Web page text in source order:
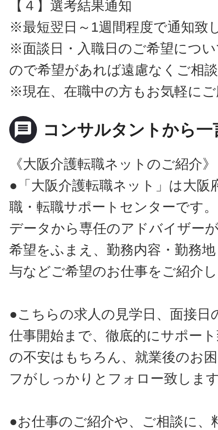
【４】選考結果通知
※最短翌日～1週間程度で通知致
※面談日・入職日のご希望につ
ので希望があれば遠慮なくご相
※現在、在職中の方もお気軽に
message コンサルタントから一
《大阪介護転職ネットのご紹介》
●「大阪介護転職ネット」は大阪
職・転職サポートセンターです
データから専任のアドバイザー
希望をふまえ、勤務内容・勤務
与などご希望のお仕事をご紹介
●こちらの求人の見学日、面接日
仕事開始まで、徹底的にサポー
の不安はもちろん、就業後のお
フがしっかりとフォロー致しま
●お仕事のご紹介や、ご相談に